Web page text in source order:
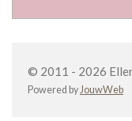
© 2011 - 2026
Powered by JouwWeb